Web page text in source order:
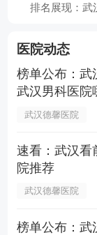
医院动态
榜单公布：武
武汉男科医院
武汉德馨医院
速看：武汉看
院推荐
武汉德馨医院
榜单公布：武